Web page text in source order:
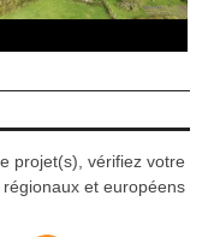
projet(s), vérifiez votre
et européens